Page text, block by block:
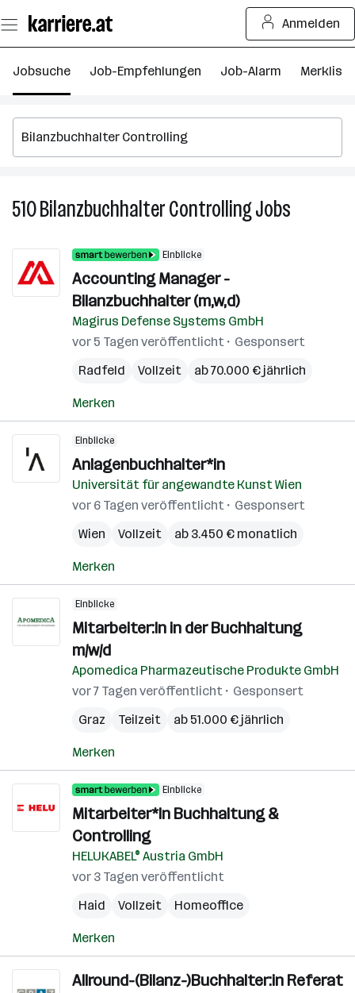
Seiteninhalt
springen
Anmelden
Jobsuche Job-Empfehlungen Job-Alarm Merkliste
510Bilanzbuchhalter ControllingJobs
Einblicke
Accounting Manager -
Bilanzbuchhalter (m,w,d)
Magirus Defense Systems GmbH
vor 5 Tagen veröffentlicht
Gesponsert
Radfeld
Vollzeit ab 70.000 € jährlich
Merken
Einblicke
Anlagenbuchhalter*in
Universität für angewandte Kunst Wien
vor 6 Tagen veröffentlicht
Gesponsert
Wien
Vollzeit ab 3.450 € monatlich
Merken
Einblicke
Mitarbeiter:In in der Buchhaltung
m/w/d
Apomedica Pharmazeutische Produkte GmbH
vor 7 Tagen veröffentlicht
Gesponsert
Graz
Teilzeit ab 51.000 € jährlich
Merken
Einblicke
Mitarbeiter*In Buchhaltung &
Controlling
HELUKABEL® Austria GmbH
vor 3 Tagen veröffentlicht
Haid
Vollzeit Homeoffice
Merken
Allround-(Bilanz-)Buchhalter:in Referat